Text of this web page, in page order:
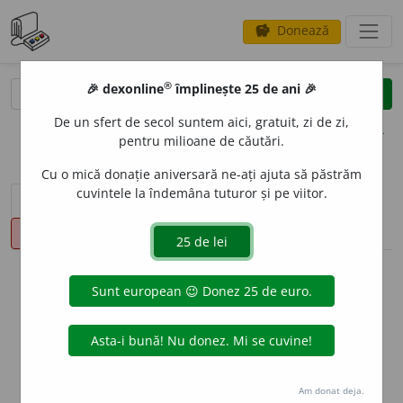
savings Donează
clear
opțiuni
sinteza definițiilor (1) definiții (12)
declinări
info
Aceste definiții sunt compilate de
echipa dexonline. Definițiile
originale se află pe filadefiniții.
Puteți reordona filele pe pagina de
🎉 dexonline® împlinește 25 de ani 🎉
De un sfert de secol suntem aici, gratuit, zi de zi,
pentru milioane de căutări.
Cu o mică donație aniversară ne-ați ajuta să păstrăm
cuvintele la îndemâna tuturor și pe viitor.
Am donat deja.